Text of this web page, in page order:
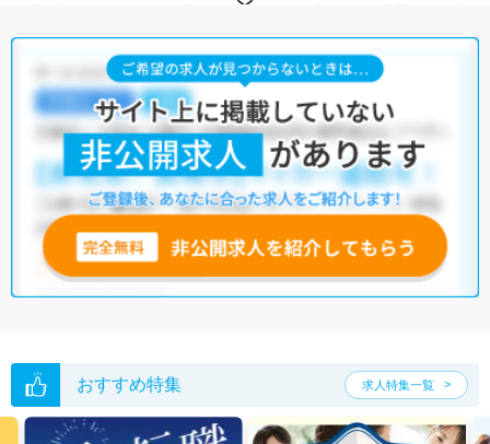
にお申し込みいただくと、全求人からご希望条件に合
印旛郡栄町の作業療法士求人では以下のような条件が人気です。
積極採用中・残業少なめ ・ 住宅手当・補助あり ・
・病院・介護福祉施設・小児リハビリ ・保育園
他の条件でも人気の求人がございますので、「こだわり条件」から検索
いただくか、お気軽にお問い合わせください。
全国の作業療法士求人から検索いただくことも可能です。
無料転職支援サービス
にお申し込みいただくと、ご希望条件をヒアリン
グした上で求人をご提案いたします。
ご希望条件がまだ定まっていない方は人気の希望条件をピックアップし
い。
おすすめ特集 求人特集一覧